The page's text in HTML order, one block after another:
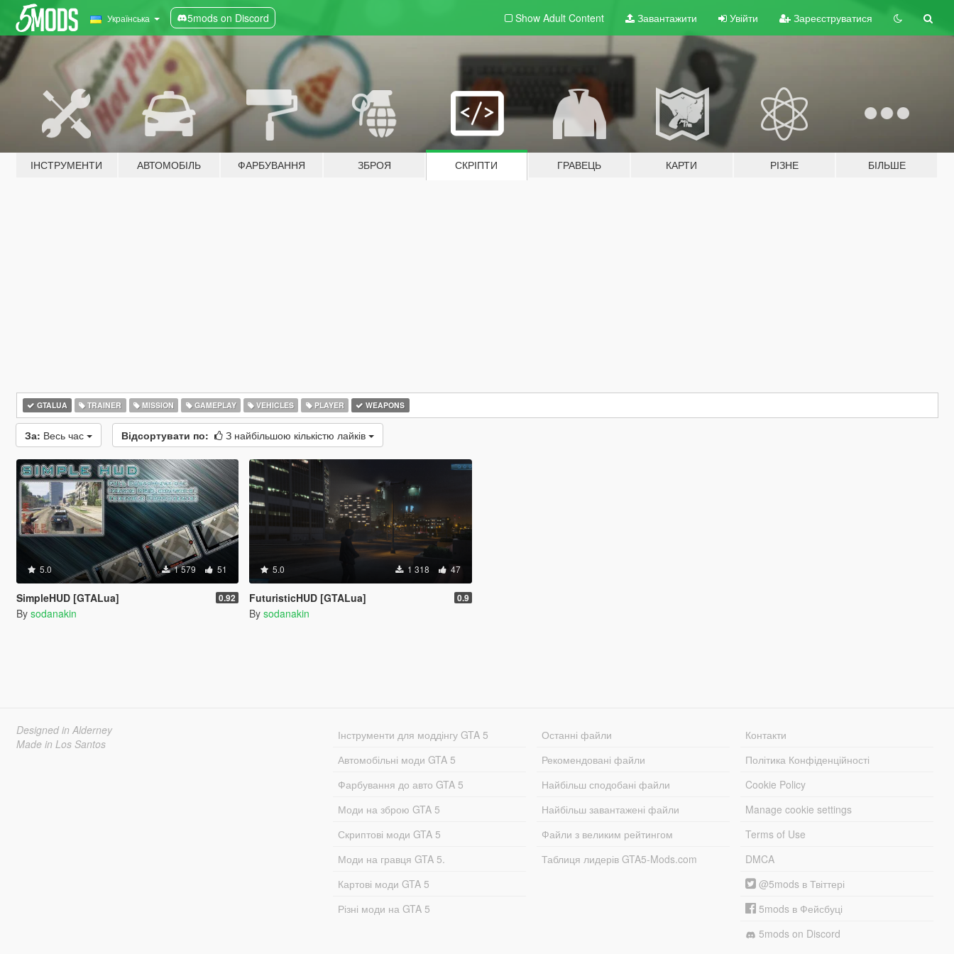
Українська 5mods on Discord Show Adult Content Завантажити Увійти Зареєструватися
ІНСТРУМЕНТИ АВТОМОБІЛЬ ФАРБУВАННЯ ЗБРОЯ СКРІПТИ ГРАВЕЦЬ КАРТИ РІЗНЕ БІЛЬШЕ
GTALUA TRAINER MISSION GAMEPLAY VEHICLES PLAYER WEAPONS
За: Весь час Відсортувати по: З найбільшою кількістю лайків
5.0 1 579 51
SimpleHUD [GTALua] 0.92
By sodanakin
5.0 1 318 47
FuturisticHUD [GTALua] 0.9
By sodanakin
Designed in Alderney
Made in Los Santos
Інструменти для моддінгу GTA 5
Автомобільні моди GTA 5
Фарбування до авто GTA 5
Моди на зброю GTA 5
Скриптові моди GTA 5
Моди на гравця GTA 5.
Картові моди GTA 5
Різні моди на GTA 5
Останні файли
Рекомендовані файли
Найбільш сподобані файли
Найбільш завантажені файли
Файли з великим рейтингом
Таблиця лидерів GTA5-Mods.com
Контакти
Політика Конфіденційності
Cookie Policy
Manage cookie settings
Terms of Use
DMCA
@5mods в Твіттері
5mods в Фейсбуці
5mods on Discord